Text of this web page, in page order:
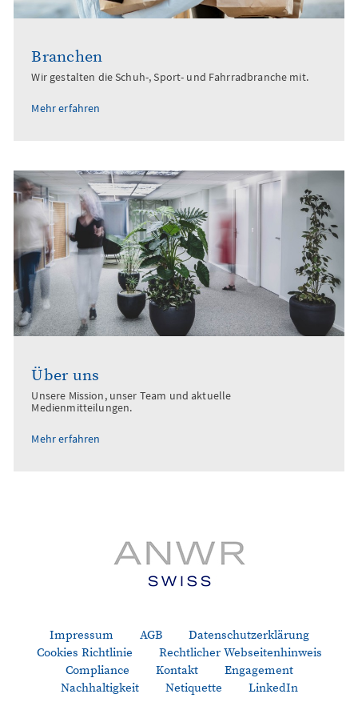
Branchen
Wir gestalten die Schuh-, Sport- und Fahrradbranche mit.
Mehr erfahren
Über uns
Unsere Mission, unser Team und aktuelle
Medienmitteilungen.
Mehr erfahren
Impressum AGB
Datenschutzerklärung
Cookies Richtlinie
Rechtlicher Webseitenhinweis
Compliance
Kontakt
Engagement
Nachhaltigkeit
Netiquette LinkedIn